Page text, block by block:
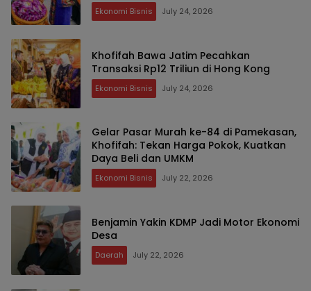
Ekonomi Bisnis July 24, 2026
Khofifah Bawa Jatim Pecahkan
Transaksi Rp12 Triliun di Hong Kong
Ekonomi Bisnis July 24, 2026
Gelar Pasar Murah ke-84 di Pamekasan,
Khofifah: Tekan Harga Pokok, Kuatkan
Daya Beli dan UMKM
Ekonomi Bisnis July 22, 2026
Benjamin Yakin KDMP Jadi Motor Ekonomi
Desa
Daerah July 22, 2026